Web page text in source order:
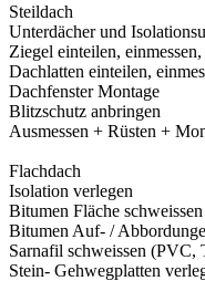
Steildach
Unterdächer und
Ziegel einteilen,
Dachlatten einteilen,
Dachfenster Montage
Blitzschutz anbringen
Ausmessen + Rüsten +
Flachdach
Isolation verlegen
Bitumen Fläche schweissen
Bitumen Auf- /
Sarnafil schweissen (PVC,
Stein- Gehwegplatten